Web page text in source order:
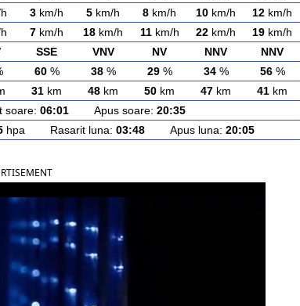
3 km/h 5 km/h 8 km/h 10 km/h 12 km/h
7 km/h 18 km/h 11km/h 22 km/h 19 km/h
SSE VNV NV NNV NNV
60% 38% 29% 34% 56%
31 km 48 km 50 km 47 km 41 km
06:01 Apus soare: 20:35
hpa Rasarit luna: 03:48 Apus luna: 20:05